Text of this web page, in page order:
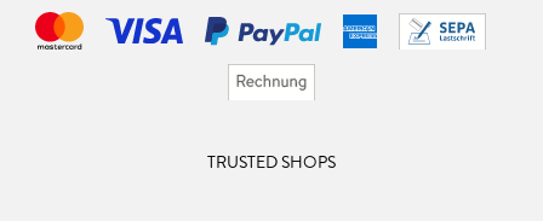
TRUSTED SHOPS